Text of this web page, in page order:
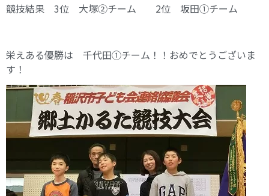
競技結果 3位 大塚②チーム 2位 坂田①チーム
栄えある優勝は 千代田①チーム！！おめでとうございま
す！